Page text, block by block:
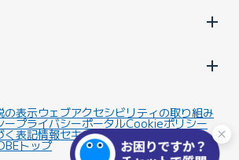
の表示ウェブアクセシビリティの取り組み
ープライバシーポータルCookieポリシー
く表記情報セキュリティ基本方針
トップ